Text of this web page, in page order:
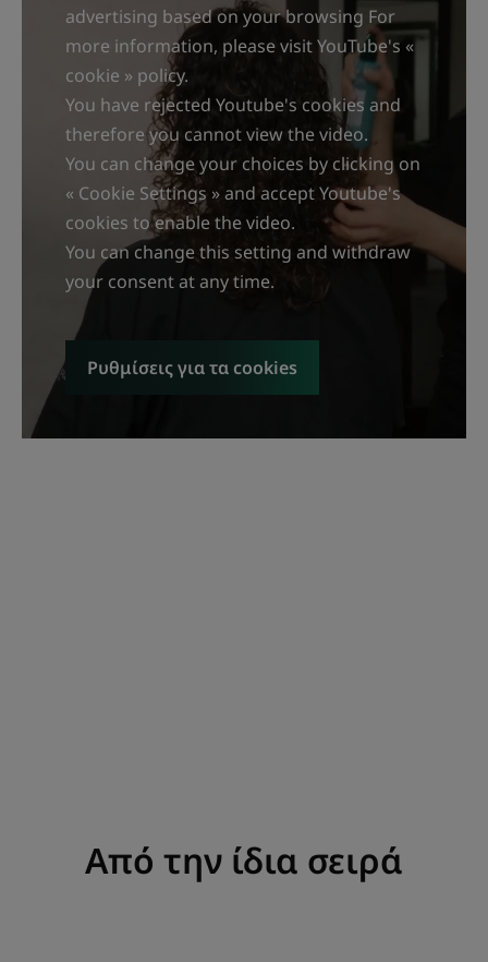
advertising based on your browsing For
more information, please visit YouTube's «
cookie » policy.
You have rejected Youtube's cookies and
therefore you cannot view the video.
You can change your choices by clicking on
« Cookie Settings » and accept Youtube's
cookies to enable the video.
You can change this setting and withdraw
your consent at any time.
Ρυθμίσεις για τα cookies
Από την ίδια σειρά